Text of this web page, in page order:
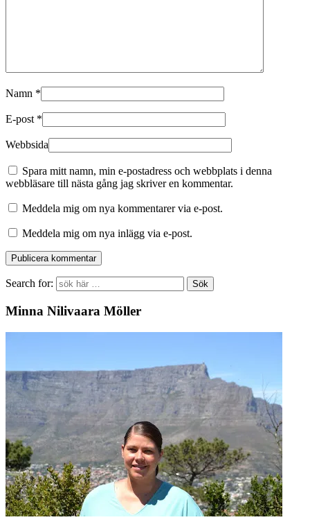
Namn *
E-post *
Webbsida
Spara mitt namn, min e-postadress och webbplats i denna
webbläsare till nästa gång jag skriver en kommentar.
Meddela mig om nya kommentarer via e-post.
Meddela mig om nya inlägg via e-post.
Search for:
Minna Nilivaara Möller